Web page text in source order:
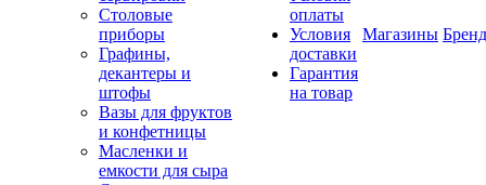
Столовые
приборы
Графины,
декантеры и
штофы
Вазы для фруктов
и конфетницы
Масленки и
емкости для сыра
оплаты
Условия
доставки
Гарантия
на товар
Магазины